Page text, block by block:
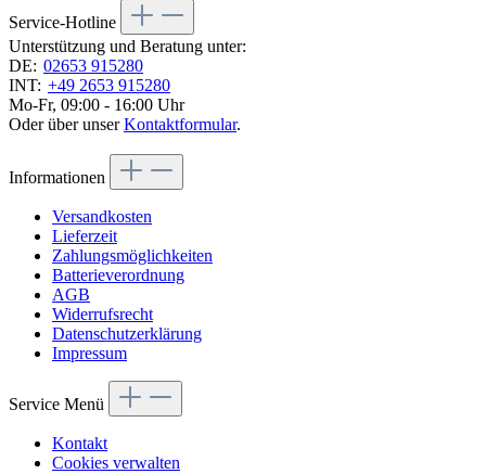
Service-Hotline
Unterstützung und Beratung unter:
DE: 02653 915280
INT: +49 2653 915280
Mo-Fr, 09:00 - 16:00 Uhr
Oder über unserKontaktformular.
Informationen
Versandkosten
Lieferzeit
Zahlungsmöglichkeiten
Batterieverordnung
AGB
Widerrufsrecht
Datenschutzerklärung
Impressum
Service Menü
Kontakt
Cookies verwalten